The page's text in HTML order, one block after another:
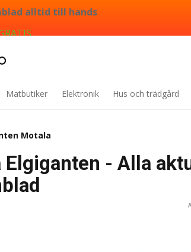
alltid till hands
Matbutiker Elektronik Hus och trädgård
Motala
Elgiganten - Alla